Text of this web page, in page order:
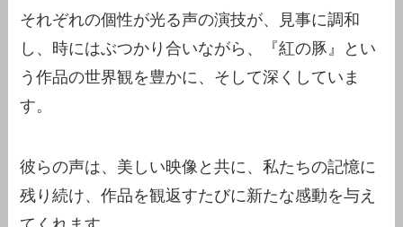
それぞれの個性が光る声の演技が、見事に調和
し、時にはぶつかり合いながら、『紅の豚』とい
う作品の世界観を豊かに、そして深くしていま
す。
彼らの声は、美しい映像と共に、私たちの記憶に
残り続け、作品を観返すたびに新たな感動を与え